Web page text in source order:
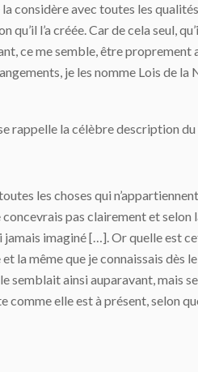
considère avec toutes les
qu’il l’a créée. Car de cela seul,
ce me semble, être
je les nomme Lois de la
rappelle la célèbre description
les choses qui
pas clairement et selon
ja­mais imaginé […]. Or quelle est
la même que je connaissais
le semblait ainsi au­paravant,
elle est à pré­sent, selon